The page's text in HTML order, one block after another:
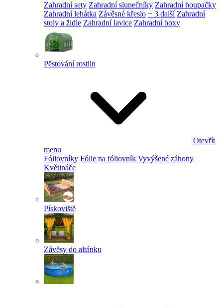
Zahradní sety Zahradní slunečníky Zahradní houpačky
Zahradní lehátka Závěsné křeslo + 3 další Zahradní
stoly a židle Zahradní lavice Zahradní boxy
Pěstování rostlin
Otevřít
menu
Fóliovníky Fólie na fóliovník Vyvýšené záhony
Květináče
Pískoviště
Závěsy do altánku